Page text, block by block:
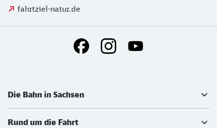
fahrtziel-natur.de
Social Media Links
Die Bahn in Sachsen
Rund um die Fahrt